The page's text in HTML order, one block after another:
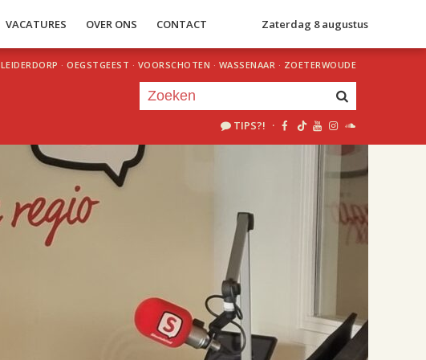
VACATURES OVER ONS CONTACT Zaterdag 8 augustus
LEIDERDORP · OEGSTGEEST · VOORSCHOTEN · WASSENAAR · ZOETERWOUDE
TIPS?! ·
uur 1 van 2
Volgend uur